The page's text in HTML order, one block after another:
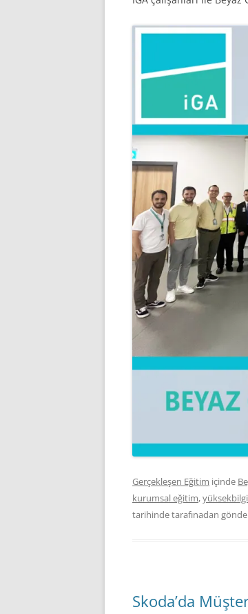
Gerçekleşen Eğitim içinde
kurumsal eğitim,
tarihindetarafınadan
Skoda’da